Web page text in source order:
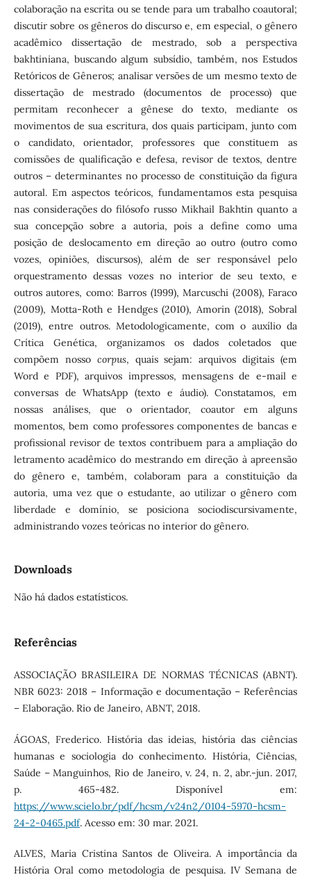
colaboração na escrita ou se tende para um trabalho coautoral;
discutir sobre os gêneros do discurso e, em especial, o gênero
acadêmico dissertação de mestrado, sob a perspectiva
bakhtiniana, buscando algum subsídio, também, nos Estudos
Retóricos de Gêneros; analisar versões de um mesmo texto de
dissertação de mestrado (documentos de processo) que
permitam reconhecer a gênese do texto, mediante os
movimentos de sua escritura, dos quais participam, junto com
o candidato, orientador, professores que constituem as
comissões de qualificação e defesa, revisor de textos, dentre
outros – determinantes no processo de constituição da figura
autoral. Em aspectos teóricos, fundamentamos esta pesquisa
nas considerações do filósofo russo Mikhail Bakhtin quanto a
sua concepção sobre a autoria, pois a define como uma
posição de deslocamento em direção ao outro (outro como
vozes, opiniões, discursos), além de ser responsável pelo
orquestramento dessas vozes no interior de seu texto, e
outros autores, como: Barros (1999), Marcuschi (2008), Faraco
(2009), Motta-Roth e Hendges (2010), Amorin (2018), Sobral
(2019), entre outros. Metodologicamente, com o auxílio da
Crítica Genética, organizamos os dados coletados que
compõem nosso corpus, quais sejam: arquivos digitais (em
Word e PDF), arquivos impressos, mensagens de e-mail e
conversas de WhatsApp (texto e áudio). Constatamos, em
nossas análises, que o orientador, coautor em alguns
momentos, bem como professores componentes de bancas e
profissional revisor de textos contribuem para a ampliação do
letramento acadêmico do mestrando em direção à apreensão
do gênero e, também, colaboram para a constituição da
autoria, uma vez que o estudante, ao utilizar o gênero com
liberdade e domínio, se posiciona sociodiscursivamente,
administrando vozes teóricas no interior do gênero.
Downloads
Não há dados estatísticos.
Referências
ASSOCIAÇÃO BRASILEIRA DE NORMAS TÉCNICAS (ABNT).
NBR 6023: 2018 – Informação e documentação – Referências
– Elaboração. Rio de Janeiro, ABNT, 2018.
ÁGOAS, Frederico. História das ideias, história das ciências
humanas e sociologia do conhecimento. História, Ciências,
Saúde – Manguinhos, Rio de Janeiro, v. 24, n. 2, abr.-jun. 2017,
p. 465-482. Disponível em:
https://www.scielo.br/pdf/hcsm/v24n2/0104-5970-hcsm-
24-2-0465.pdf. Acesso em: 30 mar. 2021.
ALVES, Maria Cristina Santos de Oliveira. A importância da
História Oral como metodologia de pesquisa. IV Semana de